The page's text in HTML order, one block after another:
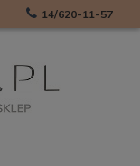
14/620-11-57